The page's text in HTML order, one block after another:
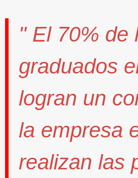
" El 70% de
graduados
logran un
la empresa
realizan las